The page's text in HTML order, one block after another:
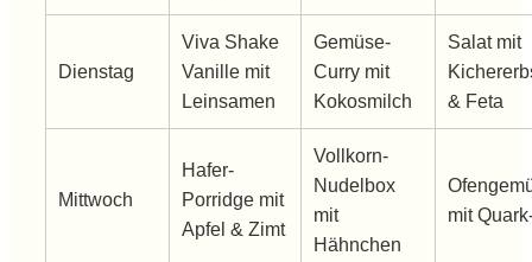
Dienstag
Viva Shake
Vanille mit
Leinsamen
Gemüse-
Curry mit
Kokosmilch
Salat mit
& Feta
Mittwoch
Hafer-
Porridge mit
Apfel & Zimt
Vollkorn-
Nudelbox
mit
Hähnchen
mit